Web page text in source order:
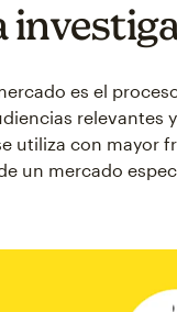
es el
relevantes
utiliza con mayor
un mercado